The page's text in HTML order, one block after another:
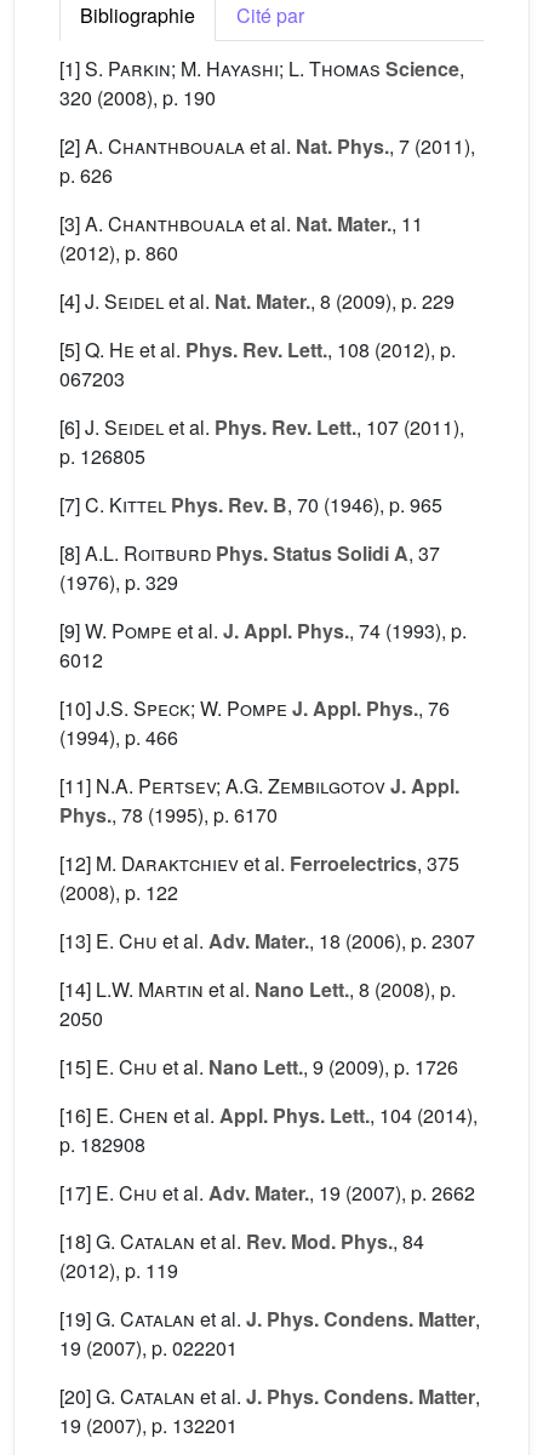
Bibliographie
Cité par
[1]S. Parkin; M. Hayashi; L. Thomas Science,
320 (2008), p. 190
[2]A. Chanthboualaet al. Nat. Phys., 7 (2011),
p. 626
[3]A. Chanthboualaet al. Nat. Mater., 11
(2012), p. 860
[4]J. Seidelet al. Nat. Mater., 8 (2009), p. 229
[5]Q. He et al. Phys. Rev. Lett., 108 (2012), p.
067203
[6]J. Seidelet al. Phys. Rev. Lett., 107 (2011),
p. 126805
[7]C. Kittel Phys. Rev. B, 70 (1946), p. 965
[8]A.L. Roitburd Phys. Status Solidi A, 37
(1976), p. 329
[9]W. Pompe et al. J. Appl. Phys., 74 (1993), p.
6012
[10]J.S. Speck; W. Pompe J. Appl. Phys., 76
(1994), p. 466
[11] N.A. Pertsev; A.G. ZembilgotovJ. Appl.
Phys., 78 (1995), p. 6170
[12] M. Daraktchievet al. Ferroelectrics, 375
(2008), p. 122
[13] E. Chu et al. Adv. Mater., 18 (2006), p. 2307
[14] L.W. Martin et al. Nano Lett., 8 (2008), p.
2050
[15] E. Chu et al. Nano Lett., 9 (2009), p. 1726
[16] E. Chen et al. Appl. Phys. Lett., 104 (2014),
p. 182908
[17] E. Chu et al. Adv. Mater., 19 (2007), p. 2662
[18]G. Catalan et al. Rev. Mod. Phys., 84
(2012), p. 119
[19]G. Catalan et al. J. Phys. Condens. Matter,
19 (2007), p. 022201
[20]G. Catalan et al. J. Phys. Condens. Matter,
19 (2007), p. 132201